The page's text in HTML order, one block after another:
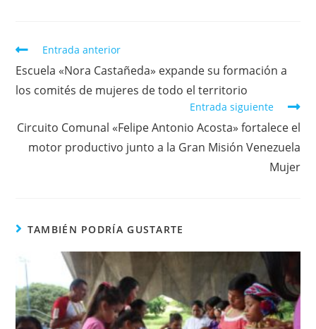
Entrada anterior
Escuela «Nora Castañeda» expande su formación a
los comités de mujeres de todo el territorio
Entrada siguiente
Circuito Comunal «Felipe Antonio Acosta» fortalece el
motor productivo junto a la Gran Misión Venezuela
Mujer
TAMBIÉN PODRÍA GUSTARTE